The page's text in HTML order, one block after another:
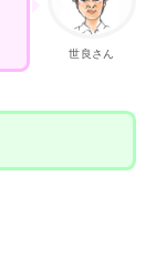
世良さん